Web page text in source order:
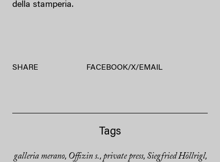
della stamperia.
SHARE FACEBOOK/X/ EMAIL
Tags
galleria merano, Offizin s., private press, Siegfried Höllrigl,